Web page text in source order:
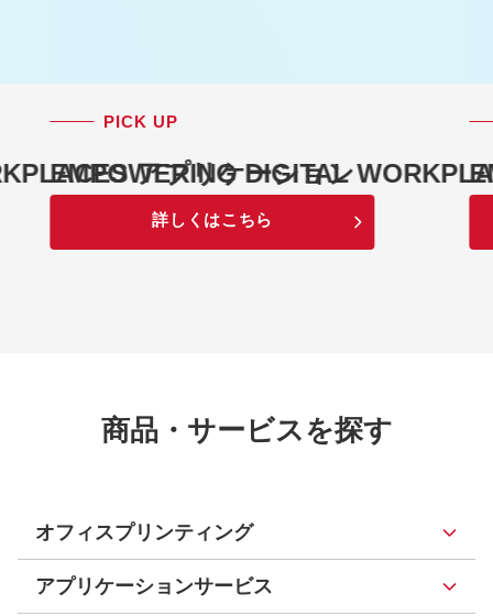
アプリケーション
PICK UP
EMPOWERING DIGITAL
詳しくはこちら
商品・サービスを探す
オフィスプリンティング
アプリケーションサービス